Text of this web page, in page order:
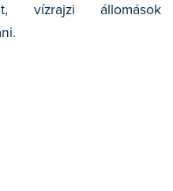
vízrajzi állomások